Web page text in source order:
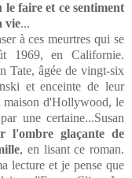
faire et ce sentiment
vie...
à ces meurtres qui se
1969, en Californie.
Tate, âgée de vingt-six
et enceinte de leur
maison d'Hollywood, le
une certaine...Susan
l'ombre glaçante de
, en lisant ce roman.
lecture et je pense que